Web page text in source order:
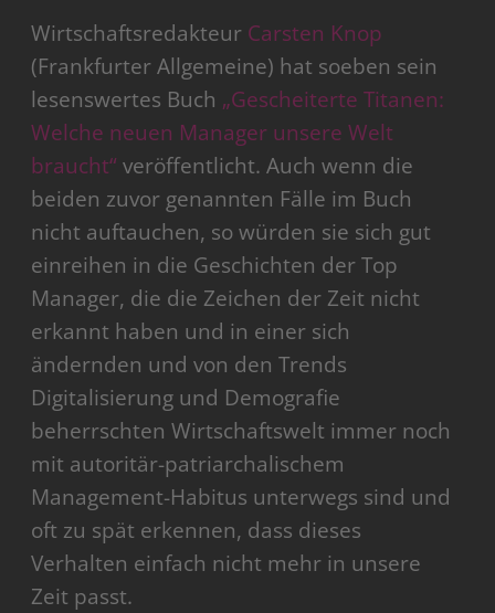
Wirtschaftsredakteur Carsten Knop
(Frankfurter Allgemeine) hat soeben sein
lesenswertes Buch „Gescheiterte Titanen:
Welche neuen Manager unsere Welt
braucht“ veröffentlicht. Auch wenn die
beiden zuvor genannten Fälle im Buch
nicht auftauchen, so würden sie sich gut
einreihen in die Geschichten der Top
Manager, die die Zeichen der Zeit nicht
erkannt haben und in einer sich
ändernden und von den Trends
Digitalisierung und Demografie
beherrschten Wirtschaftswelt immer noch
mit autoritär-patriarchalischem
Management-Habitus unterwegs sind und
oft zu spät erkennen, dass dieses
Verhalten einfach nicht mehr in unsere
Zeit passt.